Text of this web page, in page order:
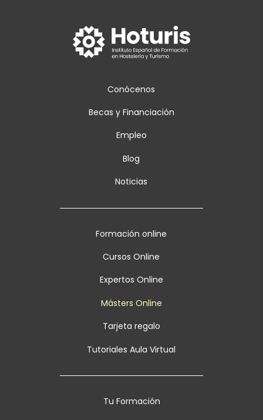
Conócenos
Becas y Financiación
Empleo
Blog
Noticias
Formación online
Cursos Online
Expertos Online
Másters Online
Tarjeta regalo
Tutoriales Aula Virtual
Tu Formación